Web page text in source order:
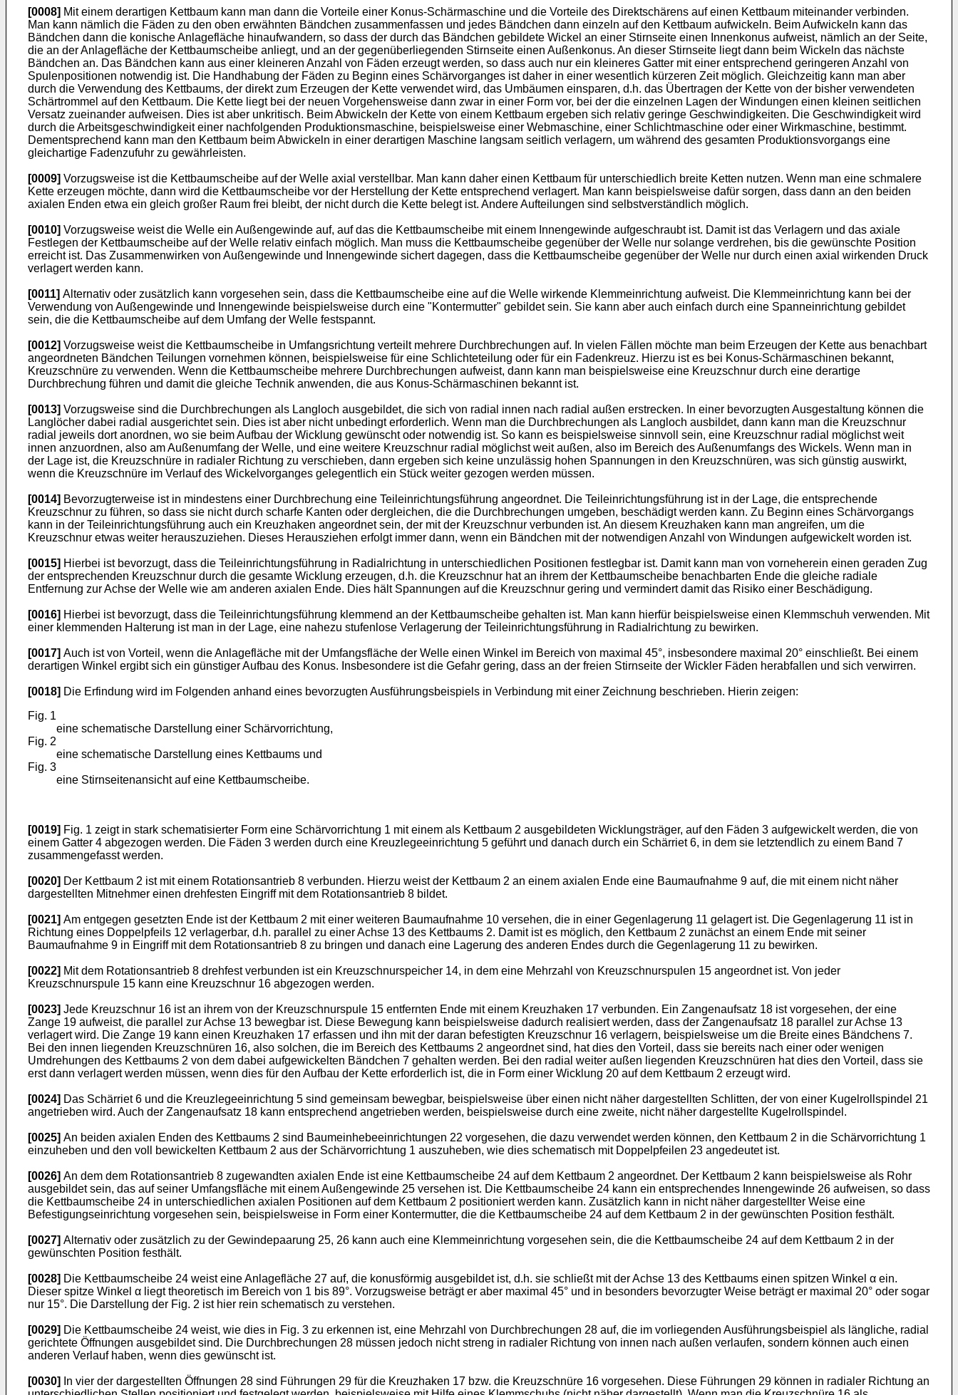
[0008] Mit einem derartigen Kettbaum kann man dann die Vorteile einer Konus-Schärmaschine und die Vorteile des Direktschärens auf einen Kettbaum miteinander verbinden.
Man kann nämlich die Fäden zu den oben erwähnten Bändchen zusammenfassen und jedes Bändchen dann einzeln auf den Kettbaum aufwickeln. Beim Aufwickeln kann das
Bändchen dann die konische Anlagefläche hinaufwandern, so dass der durch das Bändchen gebildete Wickel an einer Stirnseite einen Innenkonus aufweist, nämlich an der Seite,
die an der Anlagefläche der Kettbaumscheibe anliegt, und an der gegenüberliegenden Stirnseite einen Außenkonus. An dieser Stirnseite liegt dann beim Wickeln das nächste
Bändchen an. Das Bändchen kann aus einer kleineren Anzahl von Fäden erzeugt werden, so dass auch nur ein kleineres Gatter mit einer entsprechend geringeren Anzahl von
Spulenpositionen notwendig ist. Die Handhabung der Fäden zu Beginn eines Schärvorganges ist daher in einer wesentlich kürzeren Zeit möglich. Gleichzeitig kann man aber
durch die Verwendung des Kettbaums, der direkt zum Erzeugen der Kette verwendet wird, das Umbäumen einsparen, d.h. das Übertragen der Kette von der bisher verwendeten
Schärtrommel auf den Kettbaum. Die Kette liegt bei der neuen Vorgehensweise dann zwar in einer Form vor, bei der die einzelnen Lagen der Windungen einen kleinen seitlichen
Versatz zueinander aufweisen. Dies ist aber unkritisch. Beim Abwickeln der Kette von einem Kettbaum ergeben sich relativ geringe Geschwindigkeiten. Die Geschwindigkeit wird
durch die Arbeitsgeschwindigkeit einer nachfolgenden Produktionsmaschine, beispielsweise einer Webmaschine, einer Schlichtmaschine oder einer Wirkmaschine, bestimmt.
Dementsprechend kann man den Kettbaum beim Abwickeln in einer derartigen Maschine langsam seitlich verlagern, um während des gesamten Produktionsvorgangs eine
gleichartige Fadenzufuhr zu gewährleisten.
[0009] Vorzugsweise ist die Kettbaumscheibe auf der Welle axial verstellbar. Man kann daher einen Kettbaum für unterschiedlich breite Ketten nutzen. Wenn man eine schmalere
Kette erzeugen möchte, dann wird die Kettbaumscheibe vor der Herstellung der Kette entsprechend verlagert. Man kann beispielsweise dafür sorgen, dass dann an den beiden
axialen Enden etwa ein gleich großer Raum frei bleibt, der nicht durch die Kette belegt ist. Andere Aufteilungen sind selbstverständlich möglich.
[0010] Vorzugsweise weist die Welle ein Außengewinde auf, auf das die Kettbaumscheibe mit einem Innengewinde aufgeschraubt ist. Damit ist das Verlagern und das axiale
Festlegen der Kettbaumscheibe auf der Welle relativ einfach möglich. Man muss die Kettbaumscheibe gegenüber der Welle nur solange verdrehen, bis die gewünschte Position
erreicht ist. Das Zusammenwirken von Außengewinde und Innengewinde sichert dagegen, dass die Kettbaumscheibe gegenüber der Welle nur durch einen axial wirkenden Druck
verlagert werden kann.
[0011] Alternativ oder zusätzlich kann vorgesehen sein, dass die Kettbaumscheibe eine auf die Welle wirkende Klemmeinrichtung aufweist. Die Klemmeinrichtung kann bei der
Verwendung von Außengewinde und Innengewinde beispielsweise durch eine "Kontermutter" gebildet sein. Sie kann aber auch einfach durch eine Spanneinrichtung gebildet
sein, die die Kettbaumscheibe auf dem Umfang der Welle festspannt.
[0012] Vorzugsweise weist die Kettbaumscheibe in Umfangsrichtung verteilt mehrere Durchbrechungen auf. In vielen Fällen möchte man beim Erzeugen der Kette aus benachbart
angeordneten Bändchen Teilungen vornehmen können, beispielsweise für eine Schlichteteilung oder für ein Fadenkreuz. Hierzu ist es bei Konus-Schärmaschinen bekannt,
Kreuzschnüre zu verwenden. Wenn die Kettbaumscheibe mehrere Durchbrechungen aufweist, dann kann man beispielsweise eine Kreuzschnur durch eine derartige
Durchbrechung führen und damit die gleiche Technik anwenden, die aus Konus-Schärmaschinen bekannt ist.
[0013] Vorzugsweise sind die Durchbrechungen als Langloch ausgebildet, die sich von radial innen nach radial außen erstrecken. In einer bevorzugten Ausgestaltung können die
Langlöcher dabei radial ausgerichtet sein. Dies ist aber nicht unbedingt erforderlich. Wenn man die Durchbrechungen als Langloch ausbildet, dann kann man die Kreuzschnur
radial jeweils dort anordnen, wo sie beim Aufbau der Wicklung gewünscht oder notwendig ist. So kann es beispielsweise sinnvoll sein, eine Kreuzschnur radial möglichst weit
innen anzuordnen, also am Außenumfang der Welle, und eine weitere Kreuzschnur radial möglichst weit außen, also im Bereich des Außenumfangs des Wickels. Wenn man in
der Lage ist, die Kreuzschnüre in radialer Richtung zu verschieben, dann ergeben sich keine unzulässig hohen Spannungen in den Kreuzschnüren, was sich günstig auswirkt,
wenn die Kreuzschnüre im Verlauf des Wickelvorganges gelegentlich ein Stück weiter gezogen werden müssen.
[0014] Bevorzugterweise ist in mindestens einer Durchbrechung eine Teileinrichtungsführung angeordnet. Die Teileinrichtungsführung ist in der Lage, die entsprechende
Kreuzschnur zu führen, so dass sie nicht durch scharfe Kanten oder dergleichen, die die Durchbrechungen umgeben, beschädigt werden kann. Zu Beginn eines Schärvorgangs
kann in der Teileinrichtungsführung auch ein Kreuzhaken angeordnet sein, der mit der Kreuzschnur verbunden ist. An diesem Kreuzhaken kann man angreifen, um die
Kreuzschnur etwas weiter herauszuziehen. Dieses Herausziehen erfolgt immer dann, wenn ein Bändchen mit der notwendigen Anzahl von Windungen aufgewickelt worden ist.
[0015] Hierbei ist bevorzugt, dass die Teileinrichtungsführung in Radialrichtung in unterschiedlichen Positionen festlegbar ist. Damit kann man von vorneherein einen geraden Zug
der entsprechenden Kreuzschnur durch die gesamte Wicklung erzeugen, d.h. die Kreuzschnur hat an ihrem der Kettbaumscheibe benachbarten Ende die gleiche radiale
Entfernung zur Achse der Welle wie am anderen axialen Ende. Dies hält Spannungen auf die Kreuzschnur gering und vermindert damit das Risiko einer Beschädigung.
[0016] Hierbei ist bevorzugt, dass die Teileinrichtungsführung klemmend an der Kettbaumscheibe gehalten ist. Man kann hierfür beispielsweise einen Klemmschuh verwenden. Mit
einer klemmenden Halterung ist man in der Lage, eine nahezu stufenlose Verlagerung der Teileinrichtungsführung in Radialrichtung zu bewirken.
[0017] Auch ist von Vorteil, wenn die Anlagefläche mit der Umfangsfläche der Welle einen Winkel im Bereich von maximal 45°, insbesondere maximal 20° einschließt. Bei einem
derartigen Winkel ergibt sich ein günstiger Aufbau des Konus. Insbesondere ist die Gefahr gering, dass an der freien Stirnseite der Wickler Fäden herabfallen und sich verwirren.
[0018] Die Erfindung wird im Folgenden anhand eines bevorzugten Ausführungsbeispiels in Verbindung mit einer Zeichnung beschrieben. Hierin zeigen:
Fig. 1
eine schematische Darstellung einer Schärvorrichtung,
Fig. 2
eine schematische Darstellung eines Kettbaums und
Fig. 3
eine Stirnseitenansicht auf eine Kettbaumscheibe.
[0019] Fig. 1 zeigt in stark schematisierter Form eine Schärvorrichtung 1 mit einem als Kettbaum 2 ausgebildeten Wicklungsträger, auf den Fäden 3 aufgewickelt werden, die von
einem Gatter 4 abgezogen werden. Die Fäden 3 werden durch eine Kreuzlegeeinrichtung 5 geführt und danach durch ein Schärriet 6, in dem sie letztendlich zu einem Band 7
zusammengefasst werden.
[0020] Der Kettbaum 2 ist mit einem Rotationsantrieb 8 verbunden. Hierzu weist der Kettbaum 2 an einem axialen Ende eine Baumaufnahme 9 auf, die mit einem nicht näher
dargestellten Mitnehmer einen drehfesten Eingriff mit dem Rotationsantrieb 8 bildet.
[0021] Am entgegen gesetzten Ende ist der Kettbaum 2 mit einer weiteren Baumaufnahme 10 versehen, die in einer Gegenlagerung 11 gelagert ist. Die Gegenlagerung 11 ist in
Richtung eines Doppelpfeils 12 verlagerbar, d.h. parallel zu einer Achse 13 des Kettbaums 2. Damit ist es möglich, den Kettbaum 2 zunächst an einem Ende mit seiner
Baumaufnahme 9 in Eingriff mit dem Rotationsantrieb 8 zu bringen und danach eine Lagerung des anderen Endes durch die Gegenlagerung 11 zu bewirken.
[0022] Mit dem Rotationsantrieb 8 drehfest verbunden ist ein Kreuzschnurspeicher 14, in dem eine Mehrzahl von Kreuzschnurspulen 15 angeordnet ist. Von jeder
Kreuzschnurspule 15 kann eine Kreuzschnur 16 abgezogen werden.
[0023] Jede Kreuzschnur 16 ist an ihrem von der Kreuzschnurspule 15 entfernten Ende mit einem Kreuzhaken 17 verbunden. Ein Zangenaufsatz 18 ist vorgesehen, der eine
Zange 19 aufweist, die parallel zur Achse 13 bewegbar ist. Diese Bewegung kann beispielsweise dadurch realisiert werden, dass der Zangenaufsatz 18 parallel zur Achse 13
verlagert wird. Die Zange 19 kann einen Kreuzhaken 17 erfassen und ihn mit der daran befestigten Kreuzschnur 16 verlagern, beispielsweise um die Breite eines Bändchens 7.
Bei den innen liegenden Kreuzschnüren 16, also solchen, die im Bereich des Kettbaums 2 angeordnet sind, hat dies den Vorteil, dass sie bereits nach einer oder wenigen
Umdrehungen des Kettbaums 2 von dem dabei aufgewickelten Bändchen 7 gehalten werden. Bei den radial weiter außen liegenden Kreuzschnüren hat dies den Vorteil, dass sie
erst dann verlagert werden müssen, wenn dies für den Aufbau der Kette erforderlich ist, die in Form einer Wicklung 20 auf dem Kettbaum 2 erzeugt wird.
[0024] Das Schärriet 6 und die Kreuzlegeeinrichtung 5 sind gemeinsam bewegbar, beispielsweise über einen nicht näher dargestellten Schlitten, der von einer Kugelrollspindel 21
angetrieben wird. Auch der Zangenaufsatz 18 kann entsprechend angetrieben werden, beispielsweise durch eine zweite, nicht näher dargestellte Kugelrollspindel.
[0025] An beiden axialen Enden des Kettbaums 2 sind Baumeinhebeeinrichtungen 22 vorgesehen, die dazu verwendet werden können, den Kettbaum 2 in die Schärvorrichtung 1
einzuheben und den voll bewickelten Kettbaum 2 aus der Schärvorrichtung 1 auszuheben, wie dies schematisch mit Doppelpfeilen 23 angedeutet ist.
[0026] An dem dem Rotationsantrieb 8 zugewandten axialen Ende ist eine Kettbaumscheibe 24 auf dem Kettbaum 2 angeordnet. Der Kettbaum 2 kann beispielsweise als Rohr
ausgebildet sein, das auf seiner Umfangsfläche mit einem Außengewinde 25 versehen ist. Die Kettbaumscheibe 24 kann ein entsprechendes Innengewinde 26 aufweisen, so dass
die Kettbaumscheibe 24 in unterschiedlichen axialen Positionen auf dem Kettbaum 2 positioniert werden kann. Zusätzlich kann in nicht näher dargestellter Weise eine
Befestigungseinrichtung vorgesehen sein, beispielsweise in Form einer Kontermutter, die die Kettbaumscheibe 24 auf dem Kettbaum 2 in der gewünschten Position festhält.
[0027] Alternativ oder zusätzlich zu der Gewindepaarung 25, 26 kann auch eine Klemmeinrichtung vorgesehen sein, die die Kettbaumscheibe 24 auf dem Kettbaum 2 in der
gewünschten Position festhält.
[0028] Die Kettbaumscheibe 24 weist eine Anlagefläche 27 auf, die konusförmig ausgebildet ist, d.h. sie schließt mit der Achse 13 des Kettbaums einen spitzen Winkel α ein.
Dieser spitze Winkel α liegt theoretisch im Bereich von 1 bis 89°. Vorzugsweise beträgt er aber maximal 45° und in besonders bevorzugter Weise beträgt er maximal 20° oder sogar
nur 15°. Die Darstellung der Fig. 2 ist hier rein schematisch zu verstehen.
[0029] Die Kettbaumscheibe 24 weist, wie dies in Fig. 3 zu erkennen ist, eine Mehrzahl von Durchbrechungen 28 auf, die im vorliegenden Ausführungsbeispiel als längliche, radial
gerichtete Öffnungen ausgebildet sind. Die Durchbrechungen 28 müssen jedoch nicht streng in radialer Richtung von innen nach außen verlaufen, sondern können auch einen
anderen Verlauf haben, wenn dies gewünscht ist.
[0030]
In vier der dargestellten Öffnungen 28 sind Führungen 29 für die Kreuzhaken 17 bzw. die Kreuzschnüre 16 vorgesehen. Diese Führungen 29 können in radialer Richtung an